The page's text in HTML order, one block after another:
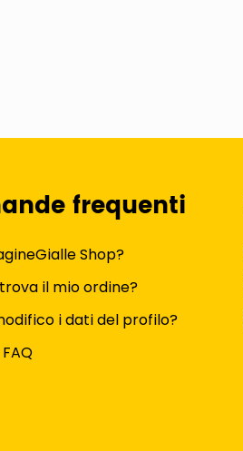
frequenti
Shop?
il mio ordine?
i dati del profilo?